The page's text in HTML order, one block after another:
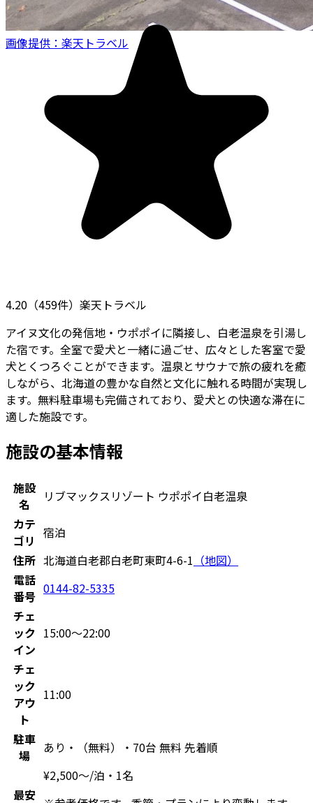
画像提供：楽天トラベル
4.20 （459件） 楽天トラベル
アイヌ文化の発信地・ウポポイに隣接し、白老温泉を引湯し
た宿です。全室で愛犬と一緒に過ごせ、広々とした客室で愛
犬とくつろぐことができます。温泉とサウナで旅の疲れを癒
しながら、北海道の豊かな自然と文化に触れる時間が実現し
ます。無料駐車場も完備されており、愛犬との快適な滞在に
適した施設です。
施設の基本情報
施設
名
リブマックスリゾート ウポポイ白老温泉
カテ
ゴリ 宿泊
住所 北海道白老郡白老町東町4-6-1 （地図）
電話
番号 0144-82-5335
チェ
ック
イン
15:00〜22:00
チェ
ック
アウ
ト
11:00
駐車
場
あり・（無料）・70台 無料 先着順
最安
¥2,500〜/泊・1名